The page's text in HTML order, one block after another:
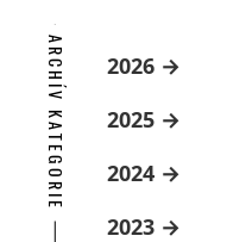
ARCHÍV KATEGORIE 2026
2025
2024
2023